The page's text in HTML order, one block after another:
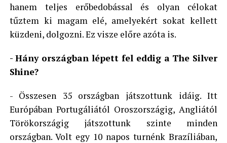
hanem teljes erőbedobással és olyan célokat
tűztem ki magam elé, amelyekért sokat kellett
küzdeni, dolgozni. Ez visze előre azóta is.
- Hány országban lépett fel eddig a The Silver
Shine?
- Összesen 35 országban játszottunk idáig. Itt
Európában Portugáliától Oroszországig, Angliától
Törökországig játszottunk szinte minden
országban. Volt egy 10 napos turnénk Brazíliában,